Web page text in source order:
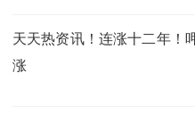
天天热资讯！连涨十二年！
涨